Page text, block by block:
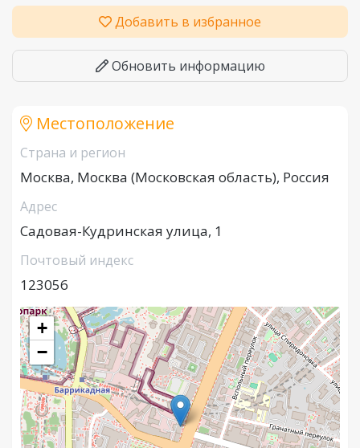
Добавить в избранное
Обновить информацию
Местоположение
Страна и регион
Москва, Москва (Московская область), Россия
Адрес
Садовая-Кудринская улица, 1
Почтовый индекс
123056
+
−